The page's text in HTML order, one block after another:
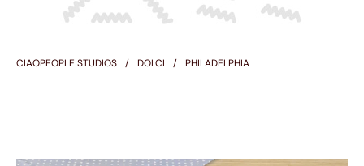
CIAOPEOPLE STUDIOS DOLCI PHILADELPHIA